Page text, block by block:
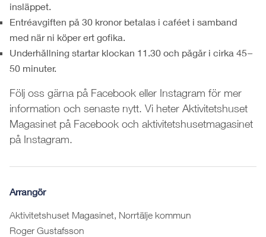
insläppet.
Entréavgiften på 30 kronor betalas i caféet i samband
med när ni köper ert gofika.
Underhållning startar klockan 11.30 och pågår i cirka 45–
50 minuter.
Följ oss gärna på Facebook eller Instagram för mer
information och senaste nytt. Vi heter Aktivitetshuset
Magasinet på Facebook och aktivitetshusetmagasinet
på Instagram.
Arrangör
Aktivitetshuset Magasinet, Norrtälje kommun
Roger Gustafsson